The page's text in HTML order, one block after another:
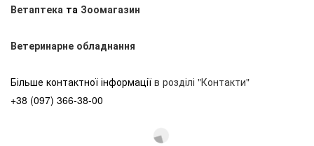
Ветаптека та Зоомагазин
Ветеринарне обладнання
Більше контактної інформації в розділі "Контакти"
+38 (097) 366-38-00